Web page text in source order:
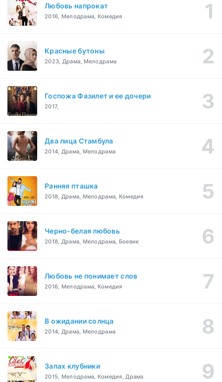
Любовь напрокат
2016, Мелодрама, Комедия
Красные бутоны
2023, Драма, Мелодрама
Госпожа Фазилет и ее дочери
2017,
Два лица Стамбула
2014, Драма, Мелодрама
Ранняя пташка
2018, Драма, Мелодрама, Комедия
Черно-белая любовь
2018, Драма, Мелодрама, Боевик
Любовь не понимает слов
2016, Мелодрама, Комедия
В ожидании солнца
2014, Драма, Мелодрама
Запах клубники
2015, Мелодрама, Комедия, Драма